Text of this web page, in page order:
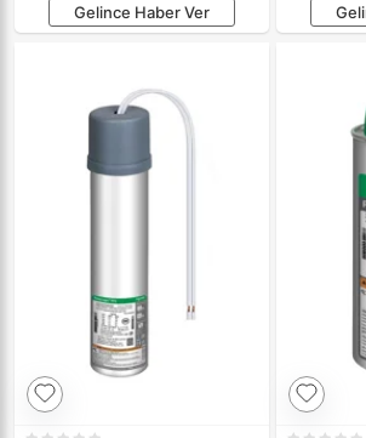
Gelince Haber Ver